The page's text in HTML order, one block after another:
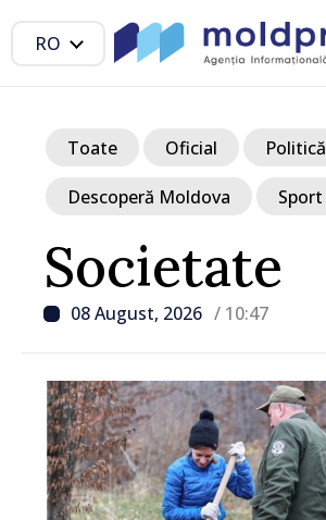
RO
Societate
08 August, 2026 / 10:47
Toate Oficial Politică
Descoperă Moldova Sport